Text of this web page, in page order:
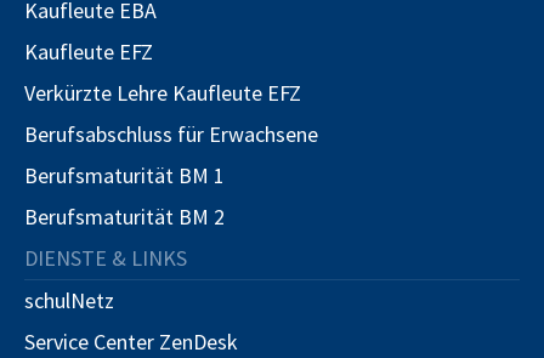
Kaufleute EBA
Kaufleute EFZ
Verkürzte Lehre Kaufleute EFZ
Berufsabschluss für Erwachsene
Berufsmaturität BM 1
Berufsmaturität BM 2
DIENSTE & LINKS
schulNetz
Service Center ZenDesk